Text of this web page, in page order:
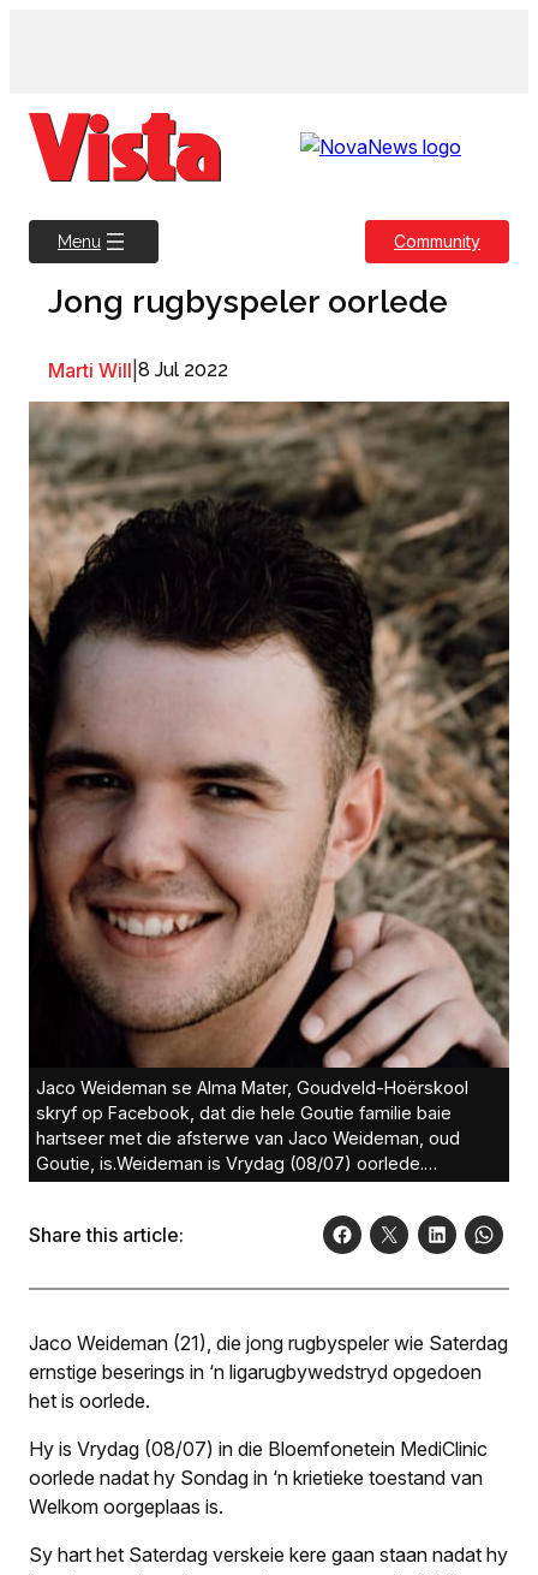
Menu Community
Jong rugbyspeler oorlede
Marti Will 8 Jul 2022
Jaco Weideman se Alma Mater, Goudveld-Hoërskool
skryf op Facebook, dat die hele Goutie familie baie
hartseer met die afsterwe van Jaco Weideman, oud
Goutie, is.Weideman is Vrydag (08/07) oorlede.
Facebook
Share this article:
Jaco Weideman (21), die jong rugbyspeler wie Saterdag
ernstige beserings in ‘n ligarugbywedstryd opgedoen
het is oorlede.
Hy is Vrydag (08/07) in die Bloemfonetein MediClinic
oorlede nadat hy Sondag in ‘n krietieke toestand van
Welkom oorgeplaas is.
Sy hart het Saterdag verskeie kere gaan staan nadat hy